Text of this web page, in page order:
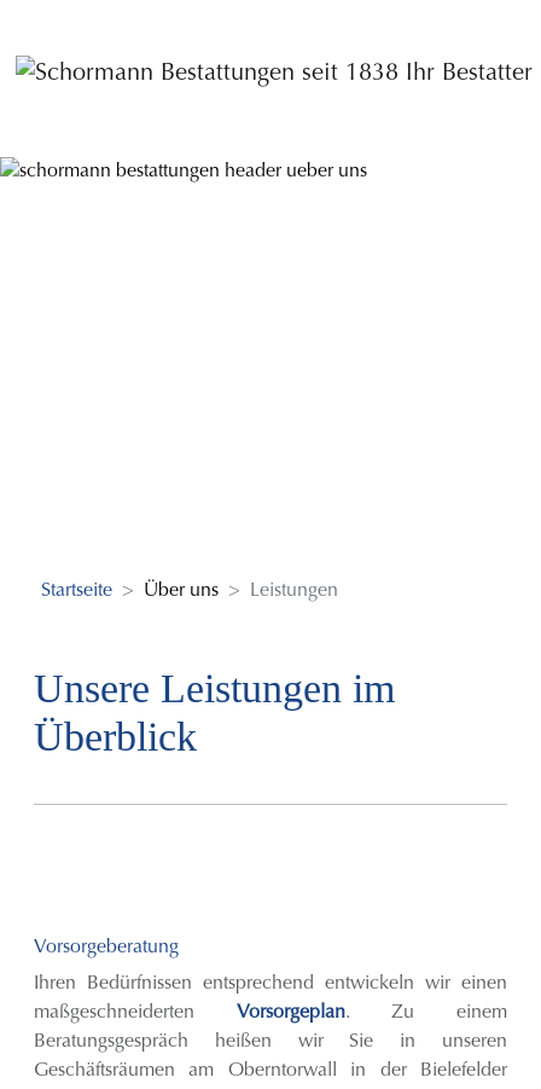
Startseite Über uns Leistungen
Unsere Leistungen im
Überblick
Vorsorgeberatung
Ihren Bedürfnissen entsprechend entwickeln wir einen
maßgeschneiderten Vorsorgeplan. Zu einem
Beratungsgespräch heißen wir Sie in unseren
Geschäftsräumen am Oberntorwall in der Bielefelder